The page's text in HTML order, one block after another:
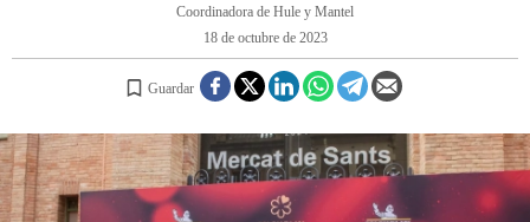
REGISTRO
INICIAR SESIÓN
Coordinadora de Hule y Mantel
18 de octubre de 2023
Guardar